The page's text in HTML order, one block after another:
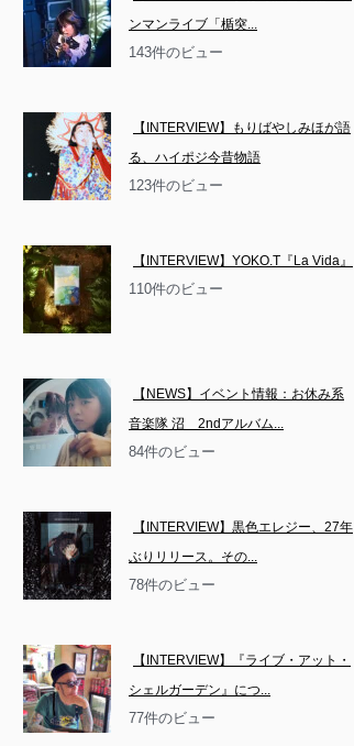
ンマンライブ「楯突...
143件のビュー
【INTERVIEW】もりばやしみほが語
る、ハイポジ今昔物語
123件のビュー
【INTERVIEW】YOKO.T『La Vida』
110件のビュー
【NEWS】イベント情報：お休み系
音楽隊 沼　2ndアルバム...
84件のビュー
【INTERVIEW】黒色エレジー、27年
ぶりリリース。その...
78件のビュー
【INTERVIEW】『ライブ・アット・
シェルガーデン』につ...
77件のビュー